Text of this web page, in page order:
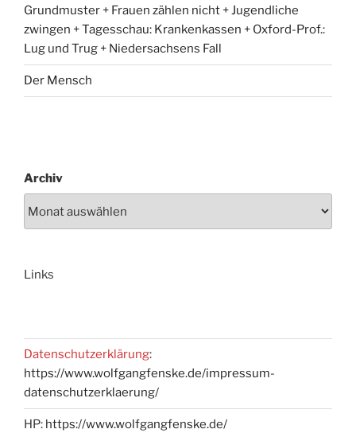
Grundmuster + Frauen zählen nicht + Jugendliche
zwingen + Tagesschau: Krankenkassen + Oxford-Prof.:
Lug und Trug + Niedersachsens Fall
Der Mensch
Archiv
Links
Datenschutzerklärung:
https://www.wolfgangfenske.de/impressum-
datenschutzerklaerung/
HP: https://www.wolfgangfenske.de/